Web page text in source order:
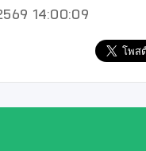
14:00:09